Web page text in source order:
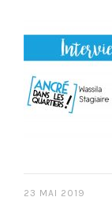
23 MAI 2019